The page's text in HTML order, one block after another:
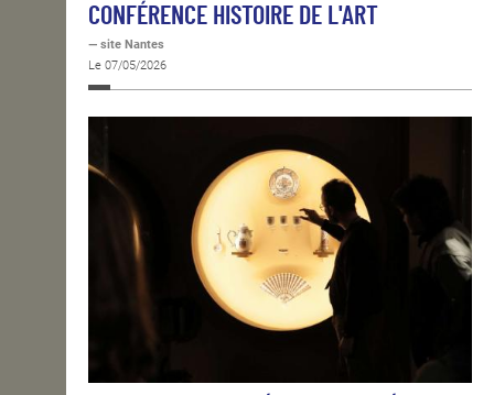
CONFÉRENCE HISTOIRE DE L'ART
— site Nantes
Le 07/05/2026